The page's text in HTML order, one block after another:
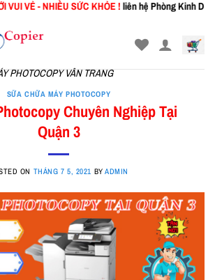
SỨC KHỎE !liên hệ Phòng Kinh Doanh:
PHOTOCOPY VÂN TRANG
SỮA CHỮA MÁY PHOTOCOPY
Chuyên Nghiệp Tại
Quận 3
ON THÁNG 7 5, 2021 BYADMIN